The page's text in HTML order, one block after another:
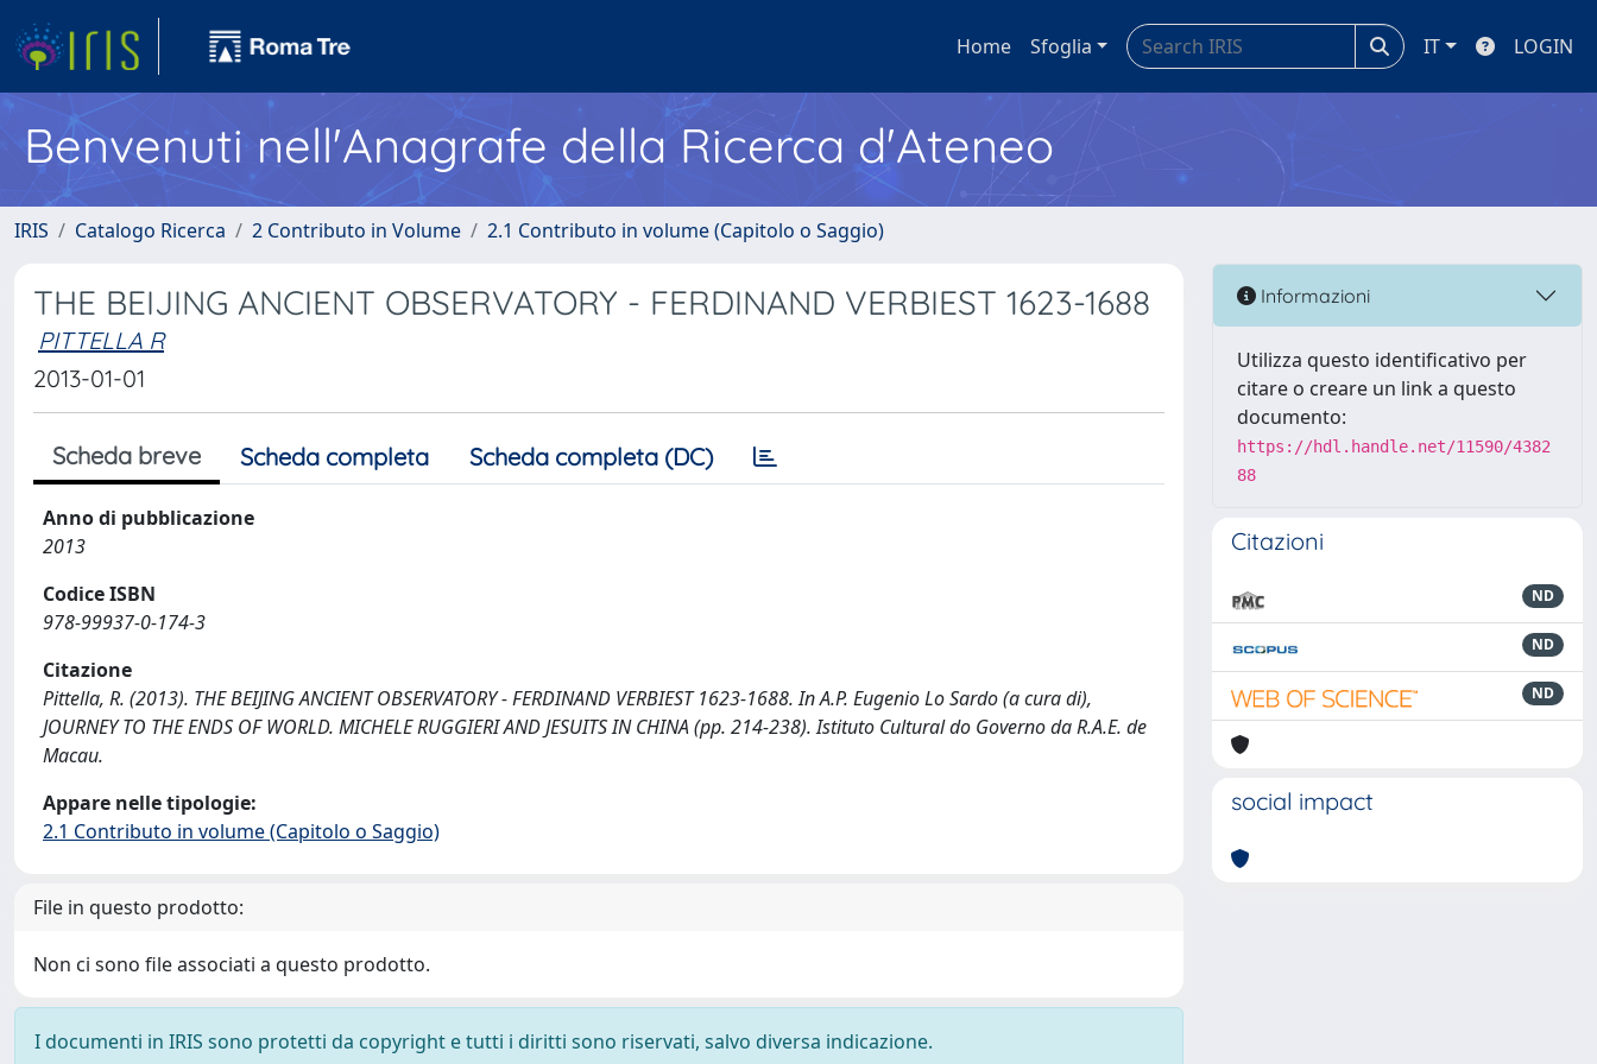
Home Sfoglia IT LOGIN
Benvenuti nell'Anagrafe della Ricerca d'Ateneo
IRIS Catalogo Ricerca 2 Contributo in Volume 2.1 Contributo in volume (Capitolo o Saggio)
THE BEIJING ANCIENT OBSERVATORY - FERDINAND VERBIEST 1623-1688
PITTELLA R
2013-01-01
Scheda breve Scheda completa Scheda completa (DC)
Anno di pubblicazione
2013
Codice ISBN
978-99937-0-174-3
Citazione
Pittella, R. (2013). THE BEIJING ANCIENT OBSERVATORY - FERDINAND VERBIEST 1623-1688. In A.P. Eugenio Lo Sardo (a cura di),
JOURNEY TO THE ENDS OF WORLD. MICHELE RUGGIERI AND JESUITS IN CHINA (pp. 214-238). Istituto Cultural do Governo da R.A.E. de
Macau.
Appare nelle tipologie:
2.1 Contributo in volume (Capitolo o Saggio)
File in questo prodotto:
Non ci sono file associati a questo prodotto.
I documenti in IRIS sono protetti da copyright e tutti i diritti sono riservati, salvo diversa indicazione.
Informazioni
Utilizza questo identificativo per
citare o creare un link a questo
documento:
https://hdl.handle.net/11590/4382
88
Citazioni
ND
ND
ND
social impact